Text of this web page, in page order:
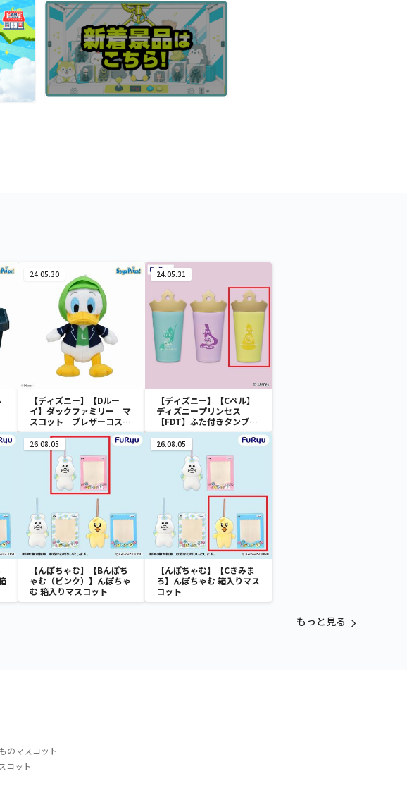
24.05.30
【ディズニー】【Dルー
イ】ダックファミリー マ
スコット ブレザーコスチ
ューム
24.05.31
【ディズニー】【Cベル】
ディズニープリンセス
【FDT】ふた付きタンブラ
ー
26.08.05
【んぽちゃむ】【Bんぽち
ゃむ（ピンク）】んぽちゃ
む 箱入りマスコット
26.08.05
【んぽちゃむ】【Cきみま
ろ】んぽちゃむ 箱入りマス
コット
もっと見る
のマスコット
コット